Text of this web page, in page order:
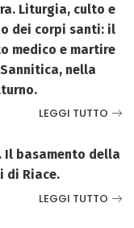
Liturgia, culto e
dei corpi santi: il
medico e martire
nella
LEGGI TUTTO
Il basamento della
di Riace.
LEGGI TUTTO